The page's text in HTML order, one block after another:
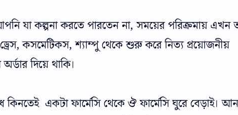
যা কল্পনা করতে পারতেন না, সময়ের পরিক্রমায় এখন
কসমেটিকস, শ্যাম্পু থেকে শুরু করে নিত্য প্রয়োজনীয়
দিয়ে থাকি।
একটা ফার্মেসি থেকে ঔ ফার্মেসি ঘুরে বেড়াই।